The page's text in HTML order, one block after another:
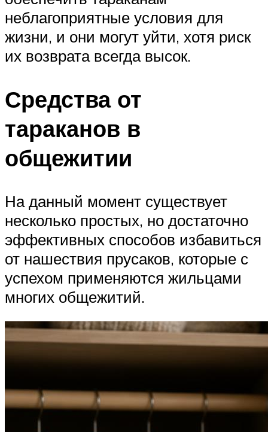
неблагоприятные условия для
жизни, и они могут уйти, хотя риск
их возврата всегда высок.
Средства от
тараканов в
общежитии
На данный момент существует
несколько простых, но достаточно
эффективных способов избавиться
от нашествия прусаков, которые с
успехом применяются жильцами
многих общежитий.